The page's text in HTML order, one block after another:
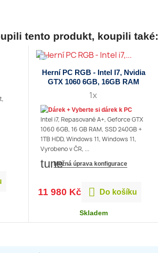
tento produkt, koupili také:
Herní PC RGB - Intel I7, Nvidia
GTX 1060 6GB, 16GB RAM
1x
+ Vyberte si dárek k PC
Intel i7, Repasované A+, Geforce GTX
1060 6GB, 16 GB RAM, SSD 240GB +
1TB HDD, Windows 11, Windows 11,
Vyrobeno v ČR, ...
tuneMožná úprava konfigurace
11 980 Kč  Do košíku
Skladem